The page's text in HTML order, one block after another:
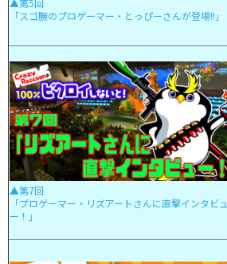
▲第5回
「スゴ腕のプロゲーマー・とっぴーさんが登場!!」
▲第7回
「プロゲーマー・リズアートさんに直撃インタビュ
ー！」